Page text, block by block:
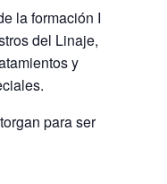
la formación I
del Linaje,
y
para ser